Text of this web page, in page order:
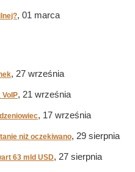
, 01 marca
, 27 września
, 21 września
, 17 września
niż oczekiwano, 29 sierpnia
63 mld USD, 27 sierpnia